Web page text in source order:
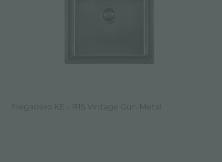
Fregadero KE - R15 Vintage Gun Metal